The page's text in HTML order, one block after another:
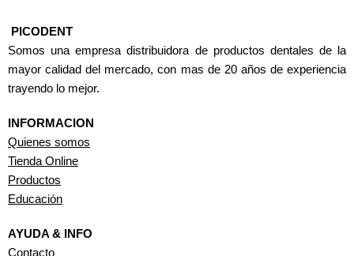
PICODENT
Somos una empresa distribuidora de productos dentales de la
mayor calidad del mercado, con mas de 20 años de experiencia
trayendo lo mejor.
INFORMACION
Quienes somos
Tienda Online
Productos
Educación
AYUDA & INFO
Contacto